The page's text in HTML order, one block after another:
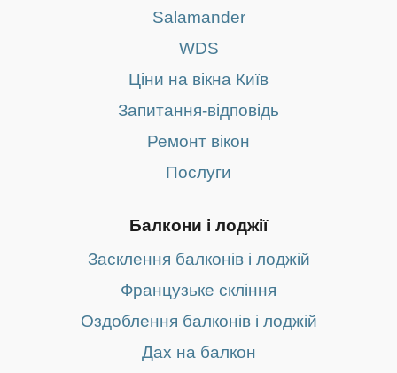
Salamander
WDS
Ціни на вікна Київ
Запитання-відповідь
Ремонт вікон
Послуги
Балкони і лоджії
Засклення балконів і лоджій
Французьке скління
Оздоблення балконів і лоджій
Дах на балкон